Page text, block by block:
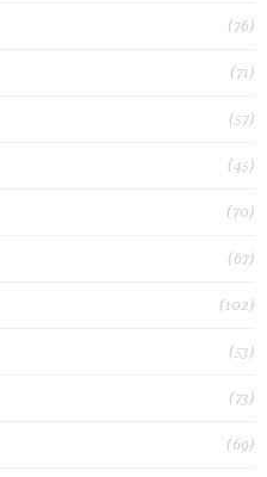
(76)
(71)
(57)
(45)
(70)
(67)
(102)
(53)
(73)
(69)